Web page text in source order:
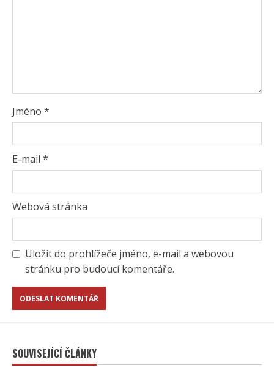
Jméno *
E-mail *
Webová stránka
Uložit do prohlížeče jméno, e-mail a webovou
stránku pro budoucí komentáře.
SOUVISEJÍCÍ ČLÁNKY